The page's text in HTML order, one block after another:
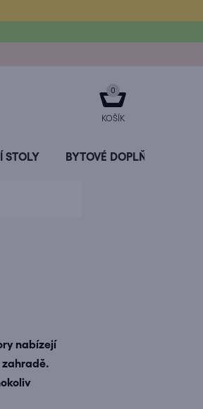
NÁKUPNÍ
KOŠÍK
STOLY BYTOVÉ DOPLŇKY
nabízejí